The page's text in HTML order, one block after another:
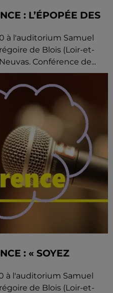
: L’ÉPOPÉE DES
à l'auditorium Samuel
de Blois (Loir-et-
Conférence de...
: « SOYEZ
à l'auditorium Samuel
de Blois (Loir-et-